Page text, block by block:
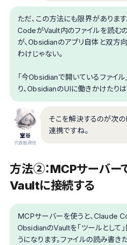
ただ、この方法にも限界がありま
CodeがVault内のファイルを読む
が、Obsidianのアプリ自体と双方
わけじゃない。
「今Obsidianで開いているファイル
り、ObsidianのUIに働きかけたりは
室谷
代表取締役
そこを解決するのが次
連携ですね。
方法②：MCPサーバ
Vaultに接続する
MCPサーバーを使うと、Claude
ObsidianのVaultを「ツールとして
うになります。ファイルの読み書き